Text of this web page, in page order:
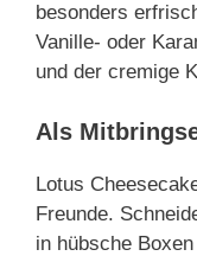
besonders
Vanille- oder
und der cremige
Als
Lotus
Freunde.
in hübsche